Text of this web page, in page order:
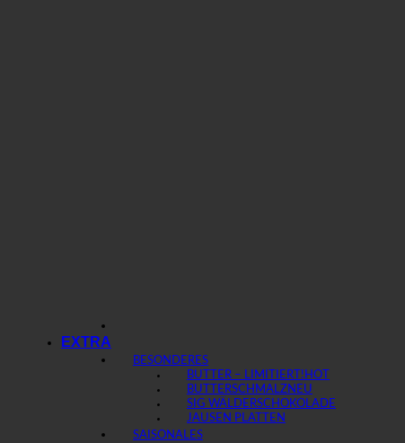
EXTRA
BESONDERES
BUTTER – LIMITIERT!
BUTTERSCHMALZ
SIG WÄLDERSCHOKOLADE
JAUSEN PLATTEN
SAISONALES